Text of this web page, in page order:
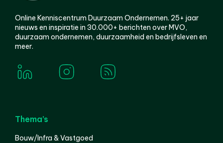
Online Kenniscentrum Duurzaam Ondernemen. 25+ jaar
nieuws en inspiratie in 30.000+ berichten over MVO,
duurzaam ondernemen, duurzaamheid en bedrijfsleven en
meer.
Thema’s
Bouw/Infra & Vastgoed